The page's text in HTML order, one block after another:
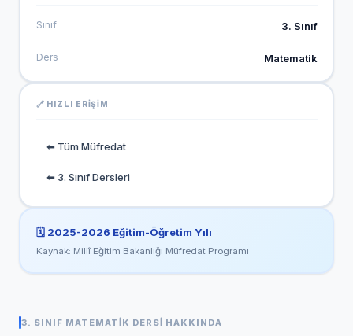
3. SINIF MATEMATIK DERSI HAKKINDA
Sınıf 3. Sınıf
Ders Matematik
🔗 HIZLI ERIŞIM
⬅ Tüm Müfredat
⬅ 3. Sınıf Dersleri
🗓️ 2025-2026 Eğitim-Öğretim Yılı
Kaynak: Millî Eğitim Bakanlığı Müfredat Programı